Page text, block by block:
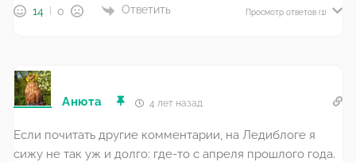
14 0 Ответить Просмотр ответов (1)
Анюта 4 лет назад
Если почитать другие комментарии, на Ледиблоге я
сижу не так уж и долго: где-то с апреля прошлого года.